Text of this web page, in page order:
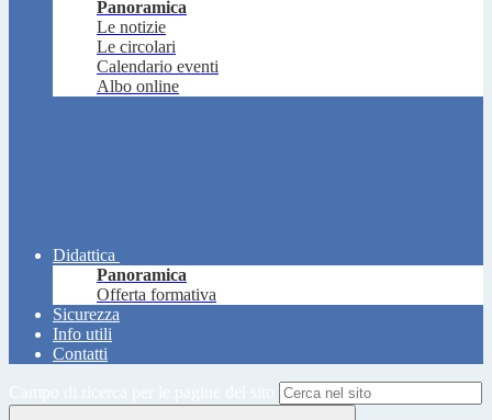
Panoramica
Le notizie
Le circolari
Calendario eventi
Albo online
Didattica
Panoramica
Offerta formativa
Sicurezza
Info utili
Contatti